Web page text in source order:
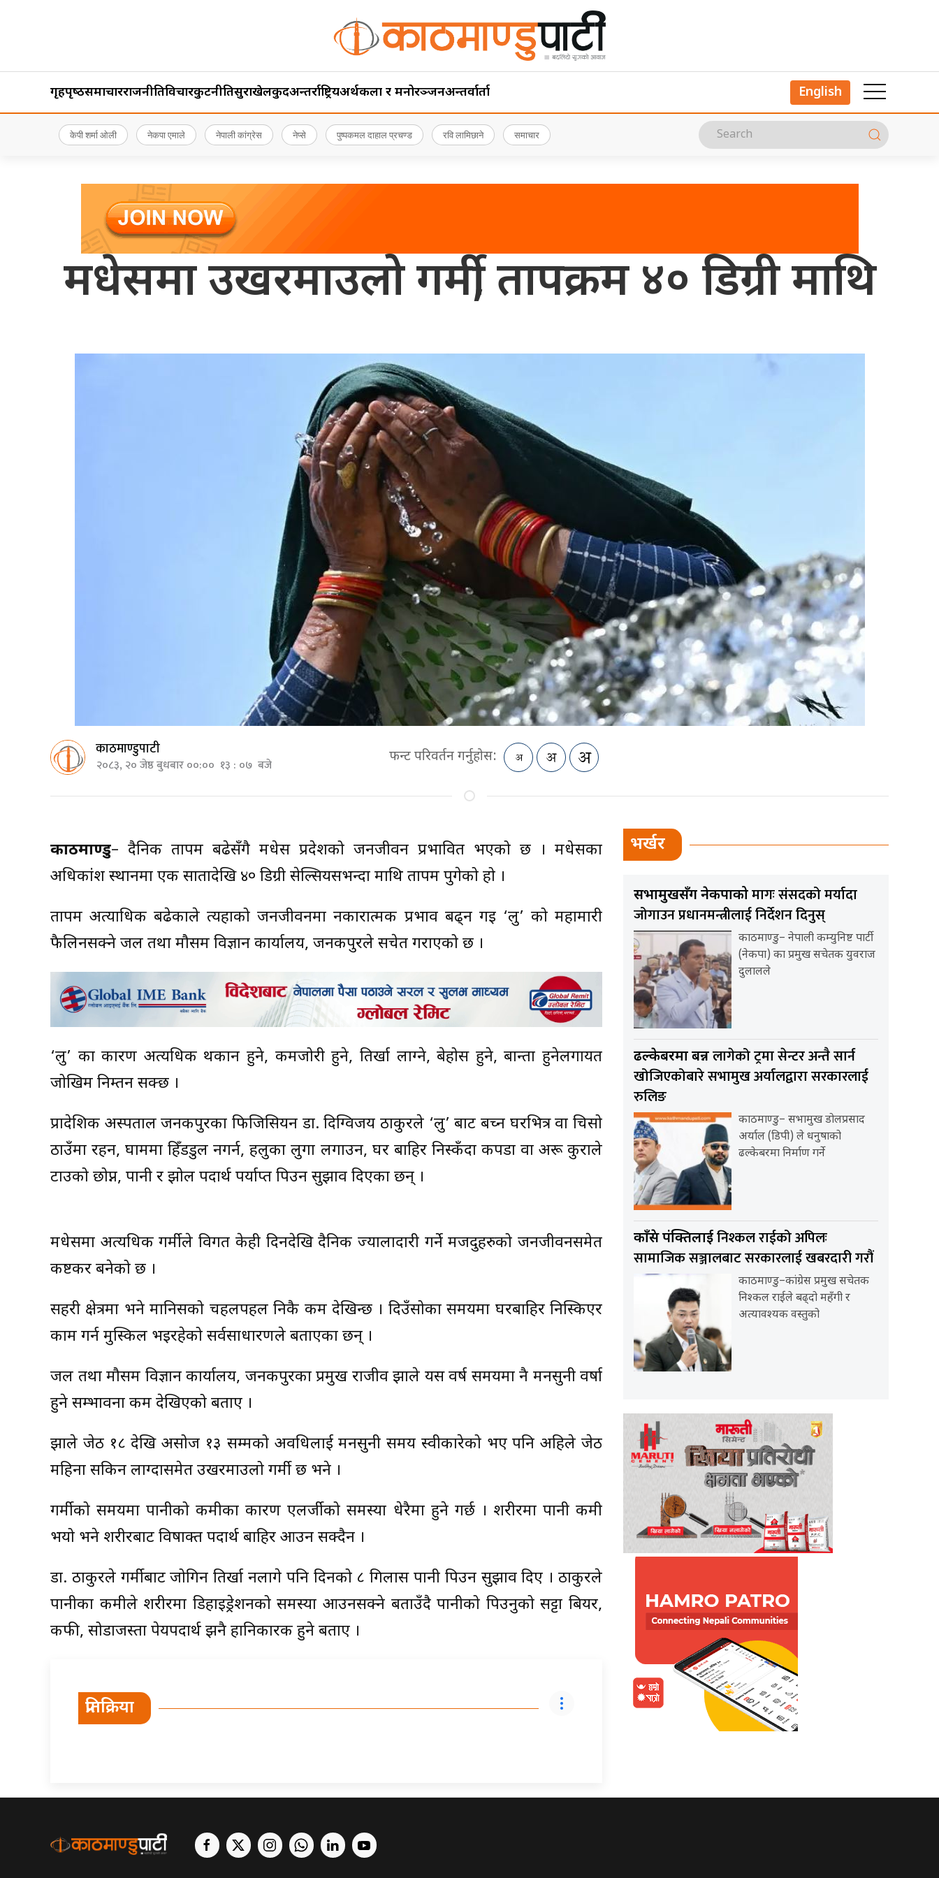
गृहपृष्‍ठसमाचारराजनीतिविचारकुटनीतिसुरक्षाखेलकुदअन्तर्राष्ट्रियअर्थकला र मनोरञ्जनअन्तर्वार्ता English
केपी शर्मा ओली नेकपा एमाले नेपाली कांग्रेस नेप्से पुष्पकमल दाहाल प्रचण्ड रवि लामिछाने समाचार
मधेसमा उखरमाउलो गर्मी, तापक्रम ४० डिग्री माथि
काठमाण्डुपाटी
२०८३, २० जेष्ठ बुधबार ००:०० १३ : ०७ बजे फन्ट परिवर्तन गर्नुहोस:
काठमाण्डु– दैनिक तापक्रम बढेसँगै मधेस प्रदेशको जनजीवन प्रभावित भएको छ । मधेसका
अधिकांश स्थानमा एक सातादेखि ४० डिग्री सेल्सियसभन्दा माथि तापक्रम पुगेको हो ।
तापक्रम अत्याधिक बढेकाले त्यहाको जनजीवनमा नकारात्मक प्रभाव बढ्न गइ ‘लु’ को महामारी
फैलिनसक्ने जल तथा मौसम विज्ञान कार्यालय, जनकपुरले सचेत गराएको छ ।
‘लु’ का कारण अत्यधिक थकान हुने, कमजोरी हुने, तिर्खा लाग्ने, बेहोस हुने, बान्ता हुनेलगायत
जोखिम निम्तन सक्छ ।
प्रादेशिक अस्पताल जनकपुरका फिजिसियन डा. दिग्विजय ठाकुरले ‘लु’ बाट बच्न घरभित्र वा चिसो
ठाउँमा रहन, घाममा हिँडडुल नगर्न, हलुका लुगा लगाउन, घर बाहिर निस्कँदा कपडा वा अरू कुराले
टाउको छोप्न, पानी र झोल पदार्थ पर्याप्त पिउन सुझाव दिएका छन् ।
मधेसमा अत्यधिक गर्मीले विगत केही दिनदेखि दैनिक ज्यालादारी गर्ने मजदुहरुको जनजीवनसमेत
कष्टकर बनेको छ ।
सहरी क्षेत्रमा भने मानिसको चहलपहल निकै कम देखिन्छ । दिउँसोका समयमा घरबाहिर निस्किएर
काम गर्न मुस्किल भइरहेको सर्वसाधारणले बताएका छन् ।
जल तथा मौसम विज्ञान कार्यालय, जनकपुरका प्रमुख राजीव झाले यस वर्ष समयमा नै मनसुनी वर्षा
हुने सम्भावना कम देखिएको बताए ।
झाले जेठ १८ देखि असोज १३ सम्मको अवधिलाई मनसुनी समय स्वीकारेको भए पनि अहिले जेठ
महिना सकिन लाग्दासमेत उखरमाउलो गर्मी छ भने ।
गर्मीको समयमा पानीको कमीका कारण एलर्जीको समस्या धेरैमा हुने गर्छ । शरीरमा पानी कमी
भयो भने शरीरबाट विषाक्त पदार्थ बाहिर आउन सक्दैन ।
डा. ठाकुरले गर्मीबाट जोगिन तिर्खा नलागे पनि दिनको ८ गिलास पानी पिउन सुझाव दिए । ठाकुरले
पानीका कमीले शरीरमा डिहाइड्रेशनको समस्या आउनसक्ने बताउँदै पानीको पिउनुको सट्टा बियर,
कफी, सोडाजस्ता पेयपदार्थ झनै हानिकारक हुने बताए ।
प्रतिक्रिया
भर्खर
सभामुखसँग नेकपाकोमागः संसदको मर्यादा
जोगाउन प्रधानमन्त्रीलाई निर्देशन दिनुस्
काठमाण्डु– नेपाली कम्युनिष्ट पार्टी
(नेकपा) का प्रमुख सचेतक युवराज
दुलालले
ढल्केबरमा बन्नलागेको ट्रमा सेन्टर अन्तै सार्न
खोजिएकोबारे सभामुख अर्यालद्वारा सरकारलाई
रुलिङ
काठमाण्डु– सभामुख डोलप्रसाद
अर्याल (डिपी) ले धनुषाको
ढल्केबरमा निर्माण गर्ने
काँग्रेस पंक्तिलाईनिश्कल राईको अपिलः
सामाजिक सञ्जालबाट सरकारलाई खबरदारी गरौं
काठमाण्डु–कांग्रेस प्रमुख सचेतक
निश्कल राईले बढ्दो महँगी र
अत्यावश्यक वस्तुको